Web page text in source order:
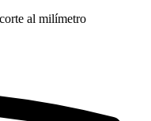
al milímetro